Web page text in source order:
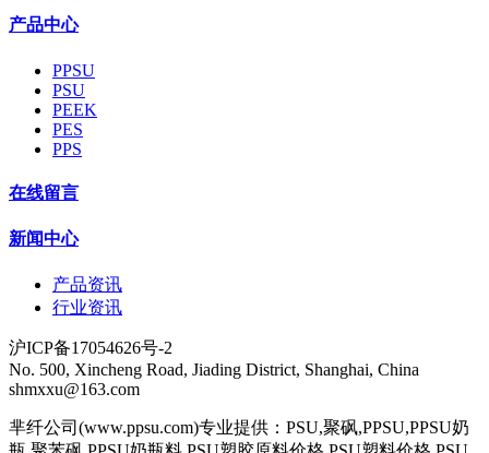
产品中心
PPSU
PSU
PEEK
PES
PPS
在线留言
新闻中心
产品资讯
行业资讯
沪ICP备17054626号-2
No. 500, Xincheng Road, Jiading District, Shanghai, China
shmxxu@163.com
芈纤公司(www.ppsu.com)专业提供：PSU,聚砜,PPSU,PPSU奶